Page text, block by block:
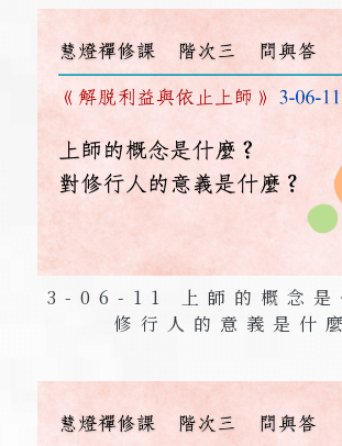
3-06-11 上師的概念是
修行人的意義是什